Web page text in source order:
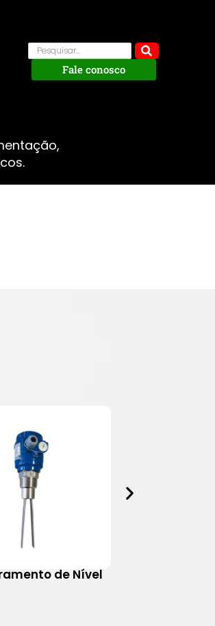
Fale conosco
de Nível